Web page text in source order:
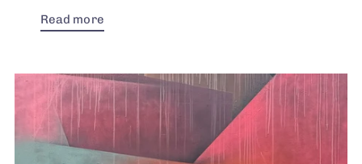
Read more